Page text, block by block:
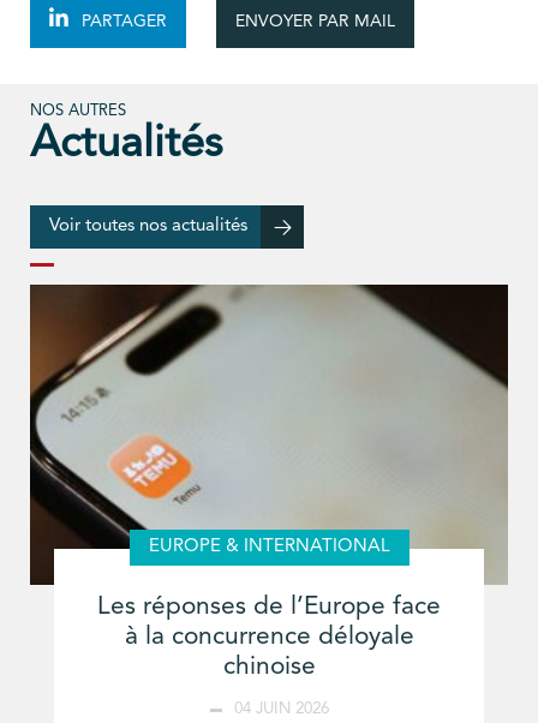
PARTAGER ENVOYER PAR MAIL
NOS AUTRES
Actualités
Voir toutes nos actualités
EUROPE & INTERNATIONAL
Les réponses de l’Europe face
à la concurrence déloyale
chinoise
04 JUIN 2026